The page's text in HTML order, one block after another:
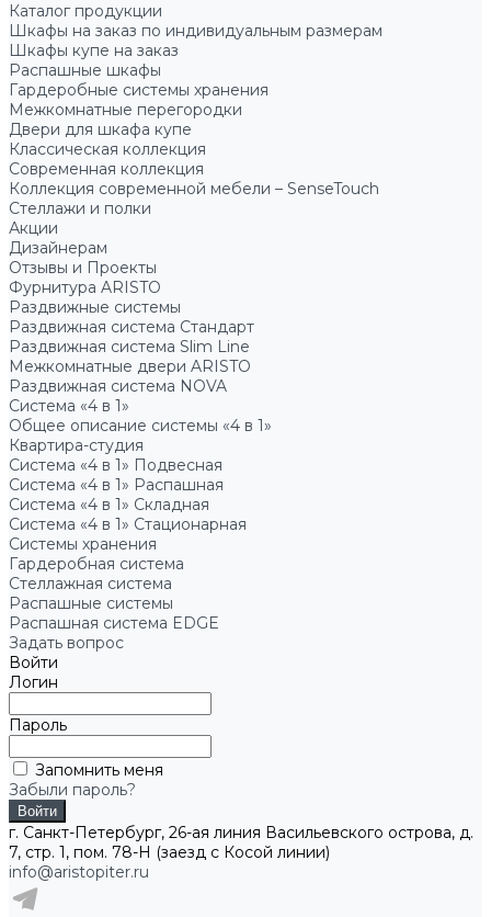
Каталог продукции
Шкафы на заказ по индивидуальным размерам
Шкафы купе на заказ
Распашные шкафы
Гардеробные системы хранения
Межкомнатные перегородки
Двери для шкафа купе
Классическая коллекция
Современная коллекция
Коллекция современной мебели – SenseTouch
Стеллажи и полки
Акции
Дизайнерам
Отзывы и Проекты
Фурнитура ARISTO
Раздвижные системы
Раздвижная система Стандарт
Раздвижная система Slim Line
Межкомнатные двери ARISTO
Раздвижная система NOVA
Система «4 в 1»
Общее описание системы «4 в 1»
Квартира-студия
Система «4 в 1» Подвесная
Система «4 в 1» Распашная
Система «4 в 1» Складная
Система «4 в 1» Стационарная
Системы хранения
Гардеробная система
Стеллажная система
Распашные системы
Распашная система EDGE
Задать вопрос
Войти
Логин
Пароль
Запомнить меня
Забыли пароль?
г. Санкт-Петербург, 26-ая линия Васильевского острова, д.
7, стр. 1, пом. 78-Н (заезд с Косой линии)
info@aristopiter.ru